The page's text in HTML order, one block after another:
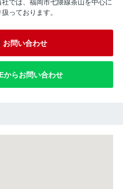
では、福岡市七隈線茶山を中心に
っております。
お問い合わせ
からお問い合わせ